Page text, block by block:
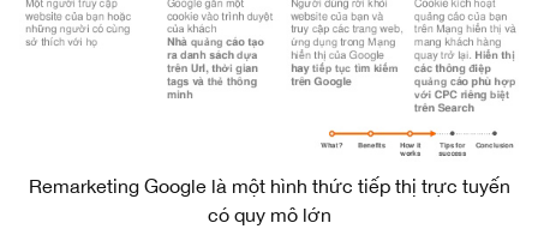
Remarketing Google là một hình thức tiếp thị trực tuyến
có quy mô lớn